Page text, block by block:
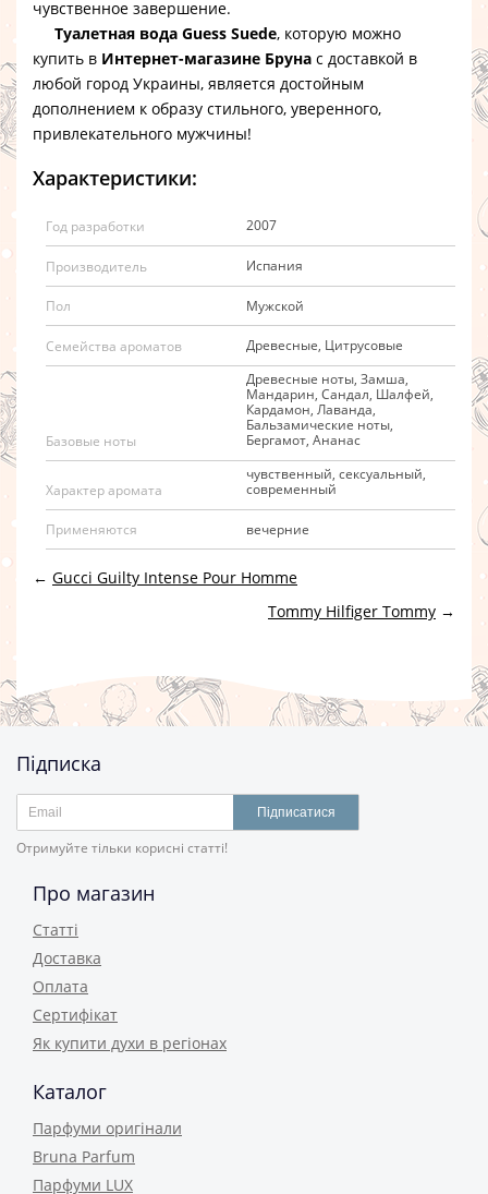
чувственное завершение.
Туалетная вода Guess Suede, которую можно
купить в Интернет-магазине Бруна с доставкой в
любой город Украины, является достойным
дополнением к образу стильного, уверенного,
привлекательного мужчины!
Характеристики:
Год разработки 2007
Производитель Испания
Пол Мужской
Семейства ароматов Древесные, Цитрусовые
Базовые ноты
Древесные ноты, Замша,
Мандарин, Сандал, Шалфей,
Кардамон, Лаванда,
Бальзамические ноты,
Бергамот, Ананас
Характер аромата
чувственный, сексуальный,
современный
Применяются вечерние
← Gucci Guilty Intense Pour Homme
Tommy Hilfiger Tommy →
Підписка
Підписатися
Отримуйте тільки корисні статті!
Про магазин
Статті
Доставка
Оплата
Сертифікат
Як купити духи в регіонах
Каталог
Парфуми оригінали
Bruna Parfum
Парфуми LUX